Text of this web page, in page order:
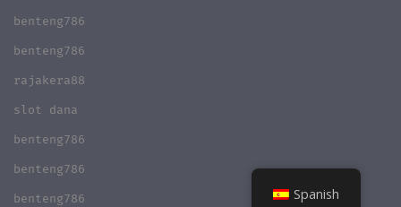
Spanish
benteng786
benteng786
rajakera88
slot dana
benteng786
benteng786
benteng786